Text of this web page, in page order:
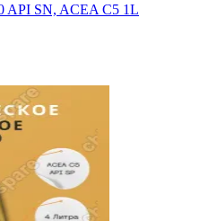
API SN, ACEA C5 1L